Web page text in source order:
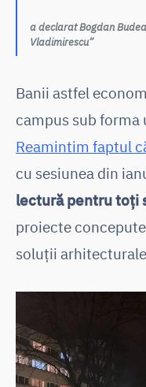
a declarat Bogdan
Vladimirescu”
Banii astfel
campus sub
Reamintim faptul
cu sesiunea din
lectură pentru toți
proiecte
soluții